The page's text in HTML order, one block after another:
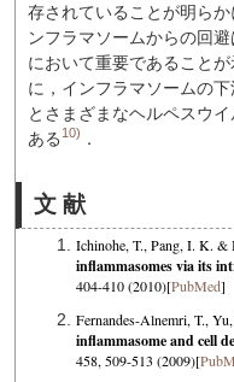
存されていることが明ら
ンフラマソームからの回
において重要であること
に，インフラマソームの
とさまざまなヘルペスウ
ある 10) ．
文 献
Ichinohe, T., Pang, I. K. &
inflammasomes via its
404-410 (2010)[PubMed]
Fernandes-Alnemri, T.,
inflammasome and cell
458, 509-513 (2009)[